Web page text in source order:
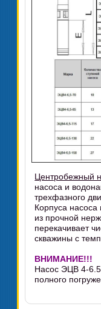
Центробежный
насоса и
трехфазного
Корпуса насоса
из прочной
перекачивает
скважины с
ВНИМАНИЕ!!!
Насос ЭЦВ 4-
полного